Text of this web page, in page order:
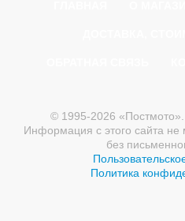
© 1995-2026
Информация с этого сайта не
без
Политика